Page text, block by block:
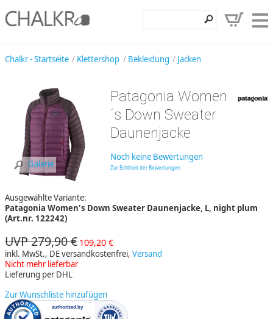
Entdecken
Hilfe, Kontakt
Chalkr - Startseite Klettershop Bekleidung Jacken
Galerie
Patagonia Women
´s Down Sweater
Daunenjacke
Noch keine Bewertungen
Zur Echtheit der Bewertungen
Ausgewählte Variante:
Patagonia Women's Down Sweater Daunenjacke, L, night plum
(Art.nr. 122242)
UVP 279,90 € 109,20 €
inkl. MwSt., DE versandkostenfrei, Versand
Nicht mehr lieferbar
Lieferung per DHL
Zur Wunschliste hinzufügen